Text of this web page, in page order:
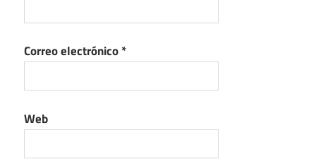
Correo electrónico*
Web